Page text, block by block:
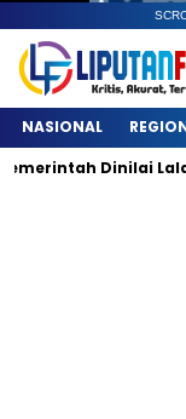
NASIONAL
Dinilai Lalai